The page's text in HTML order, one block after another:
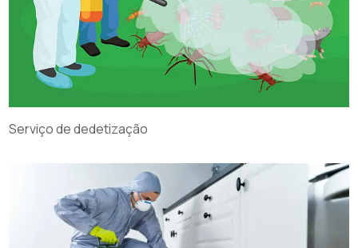
Serviço de dedetização